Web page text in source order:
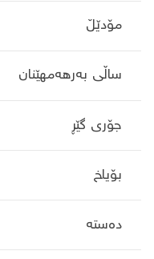
مۆدێڵ
ساڵی بەرهەمهێنان
جۆری گێڕ
بۆیاخ
دەستە